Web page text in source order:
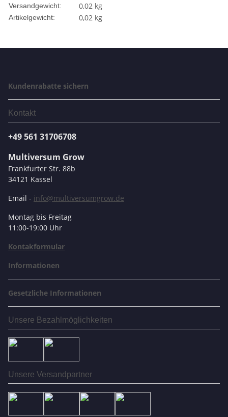
Versandgewicht: 0,02 kg
Artikelgewicht: 0,02 kg
Kundenrabatte sichern
Kontakt
+49 561 31706708
Multiversum Grow
Frankfurter Str. 88b
34121 Kassel
Email - info@multiversumgrow.de
Montag bis Freitag
11:00-19:00 Uhr
Kontakformular
Informationen
Gesetzliche Informationen
Unsere Bezahlmöglichkeiten
Unsere Versandpartner